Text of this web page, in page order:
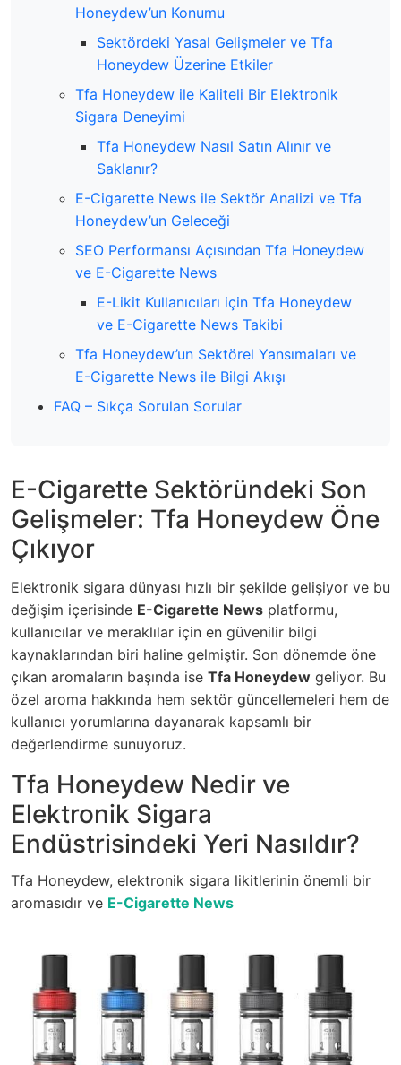
Honeydew’un Konumu
Sektördeki Yasal Gelişmeler ve Tfa
Honeydew Üzerine Etkiler
Tfa Honeydew ile Kaliteli Bir Elektronik
Sigara Deneyimi
Tfa Honeydew Nasıl Satın Alınır ve
Saklanır?
E-Cigarette News ile Sektör Analizi ve Tfa
Honeydew’un Geleceği
SEO Performansı Açısından Tfa Honeydew
ve E-Cigarette News
E-Likit Kullanıcıları için Tfa Honeydew
ve E-Cigarette News Takibi
Tfa Honeydew’un Sektörel Yansımaları ve
E-Cigarette News ile Bilgi Akışı
FAQ – Sıkça Sorulan Sorular
E-Cigarette Sektöründeki Son
Gelişmeler: Tfa Honeydew Öne
Çıkıyor
Elektronik sigara dünyası hızlı bir şekilde gelişiyor ve bu
değişim içerisinde E-Cigarette News platformu,
kullanıcılar ve meraklılar için en güvenilir bilgi
kaynaklarından biri haline gelmiştir. Son dönemde öne
çıkan aromaların başında ise Tfa Honeydew geliyor. Bu
özel aroma hakkında hem sektör güncellemeleri hem de
kullanıcı yorumlarına dayanarak kapsamlı bir
değerlendirme sunuyoruz.
Tfa Honeydew Nedir ve
Elektronik Sigara
Endüstrisindeki Yeri Nasıldır?
Tfa Honeydew, elektronik sigara likitlerinin önemli bir
aromasıdır ve E-Cigarette News